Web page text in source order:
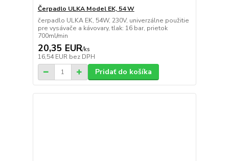
Čerpadlo ULKA Model EK, 54 W
čerpadlo ULKA EK, 54W, 230V, univerzálne použitie
pre vysávače a kávovary, tlak: 16 bar, prietok
700ml/min
20,35 EUR/ks
16,54 EUR bez DPH
Pridať do košíka